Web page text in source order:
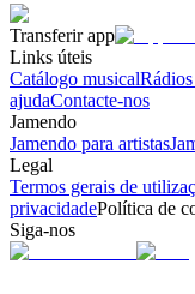
Transferir app
Links úteis
Catálogo musical
ajudaContacte-nos
Jamendo
Jamendo para artistas
Legal
Termos gerais de
privacidadePolítica de
Siga-nos